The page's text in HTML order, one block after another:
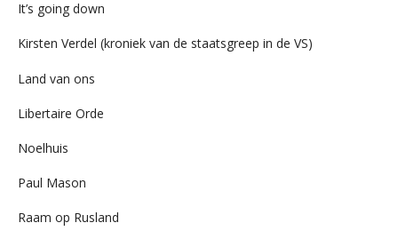
It’s going down
Kirsten Verdel (kroniek van de staatsgreep in de VS)
Land van ons
Libertaire Orde
Noelhuis
Paul Mason
Raam op Rusland